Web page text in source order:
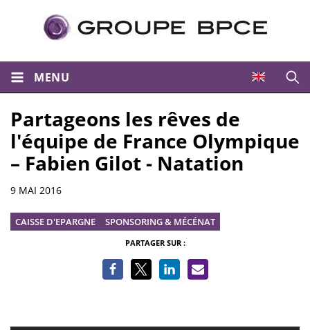
MENU
Partageons les rêves de
l'équipe de France Olympique
– Fabien Gilot - Natation
Informations
9 MAI 2016
CAISSE D'EPARGNE SPONSORING & MÉCÉNAT
PARTAGER SUR :